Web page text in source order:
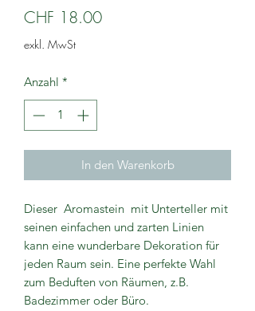
CHF 18.00Preis
exkl. MwSt
Anzahl *
In den Warenkorb
Dieser Aromastein mit Unterteller mit
seinen einfachen und zarten Linien
kann eine wunderbare Dekoration für
jeden Raum sein. Eine perfekte Wahl
zum Beduften von Räumen, z.B.
Badezimmer oder Büro.